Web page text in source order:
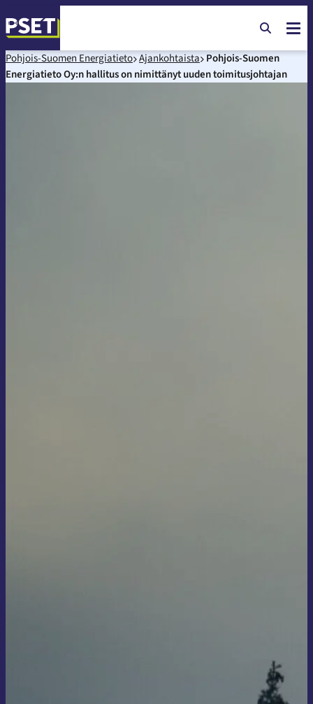
Pohjois-Suomen Energiatieto Ajankohtaista Pohjois-Suomen
Energiatieto Oy:n hallitus on nimittänyt uuden toimitusjohtajan